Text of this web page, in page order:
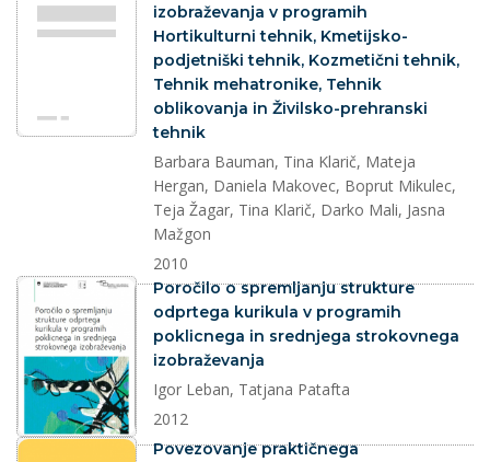
izobraževanja v programih
Hortikulturni tehnik, Kmetijsko-
podjetniški tehnik, Kozmetični tehnik,
Tehnik mehatronike, Tehnik
oblikovanja in Živilsko-prehranski
tehnik
Barbara Bauman, Tina Klarič, Mateja
Hergan, Daniela Makovec, Boprut Mikulec,
Teja Žagar, Tina Klarič, Darko Mali, Jasna
Mažgon
2010
dokument
Poročilo o spremljanju strukture
odprtega kurikula v programih
poklicnega in srednjega strokovnega
izobraževanja
Igor Leban, Tatjana Patafta
2012
dokument
Povezovanje praktičnega